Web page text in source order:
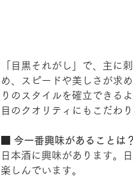
「目黒それがし」で、主に
め、スピードや美しさが求
りのスタイルを確立できる
目のクオリティにもこだわ
■ 今一番興味があることは？
日本酒に興味があります。
楽しんでいます。